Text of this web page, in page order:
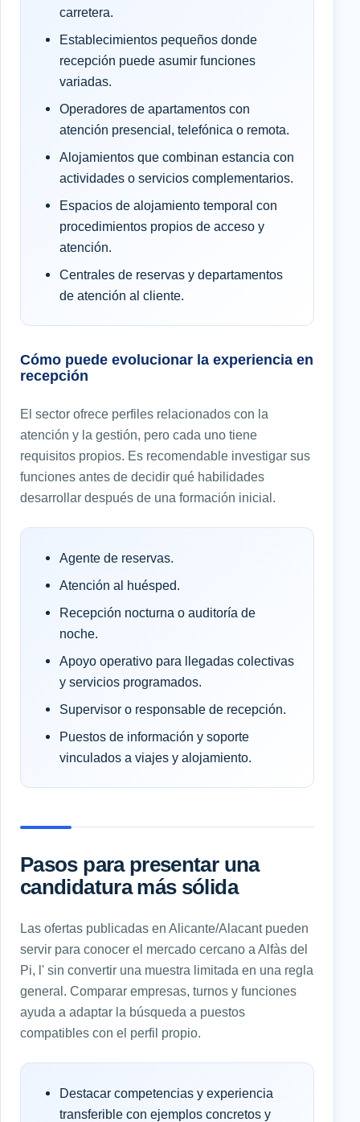
carretera.
Establecimientos pequeños donde
recepción puede asumir funciones
variadas.
Operadores de apartamentos con
atención presencial, telefónica o remota.
Alojamientos que combinan estancia con
actividades o servicios complementarios.
Espacios de alojamiento temporal con
procedimientos propios de acceso y
atención.
Centrales de reservas y departamentos
de atención al cliente.
Cómo puede evolucionar la experiencia en
recepción
El sector ofrece perfiles relacionados con la
atención y la gestión, pero cada uno tiene
requisitos propios. Es recomendable investigar sus
funciones antes de decidir qué habilidades
desarrollar después de una formación inicial.
Agente de reservas.
Atención al huésped.
Recepción nocturna o auditoría de
noche.
Apoyo operativo para llegadas colectivas
y servicios programados.
Supervisor o responsable de recepción.
Puestos de información y soporte
vinculados a viajes y alojamiento.
Pasos para presentar una
candidatura más sólida
Las ofertas publicadas en Alicante/Alacant pueden
servir para conocer el mercado cercano a Alfàs del
Pi, l' sin convertir una muestra limitada en una regla
general. Comparar empresas, turnos y funciones
ayuda a adaptar la búsqueda a puestos
compatibles con el perfil propio.
Destacar competencias y experiencia
transferible con ejemplos concretos y